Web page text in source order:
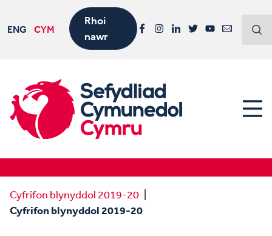
ENG CYM
Rhoi
nawr
Cyfrifon blynyddol 2019-20
Cyfrifon blynyddol 2019-20